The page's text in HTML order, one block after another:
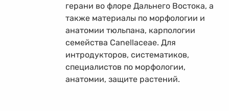
герани во флоре Дальнего Востока, а
также материалы по морфологии и
анатомии тюльпана, карпологии
семейства Canellaceae. Для
интродукторов, систематиков,
специалистов по морфологии,
анатомии, защите растений.